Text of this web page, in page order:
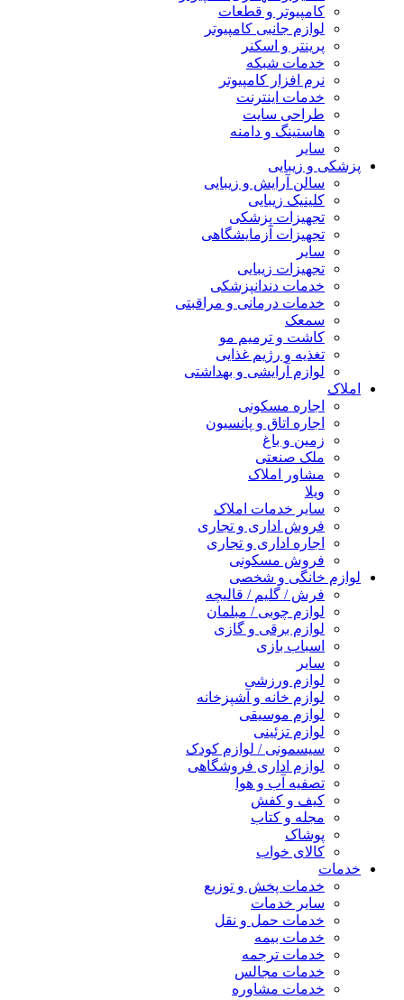
کامپیوتر و قطعات
لوازم جانبی کامپیوتر
پرینتر و اسکنر
خدمات شبکه
نرم افزار کامپیوتر
خدمات اینترنت
طراحی سایت
هاستینگ و دامنه
سایر
پزشکی و زیبایی
سالن آرایش و زیبایی
کلینیک زیبایی
تجهیزات پزشکی
تجهیزات آزمایشگاهی
سایر
تجهیزات زیبایی
خدمات دندانپزشکی
خدمات درمانی و مراقبتی
سمعک
کاشت و ترمیم مو
تغذیه و رژیم غذایی
لوازم آرایشی و بهداشتی
املاک
اجاره مسکونی
اجاره اتاق و پانسیون
زمین و باغ
ملک صنعتی
مشاور املاک
ویلا
سایر خدمات املاک
فروش اداری و تجاری
اجاره اداری و تجاری
فروش مسکونی
لوازم خانگی و شخصی
فرش / گلیم / قالیچه
لوازم چوبی / مبلمان
لوازم برقی و گازی
اسباب بازی
سایر
لوازم ورزشی
لوازم خانه و آشپزخانه
لوازم موسیقی
لوازم تزئینی
سیسمونی / لوازم کودک
لوازم اداری فروشگاهی
تصفیه آب و هوا
کیف و کفش
مجله و کتاب
پوشاک
کالای خواب
خدمات
خدمات پخش و توزیع
سایر خدمات
خدمات حمل و نقل
خدمات بیمه
خدمات ترجمه
خدمات مجالس
خدمات مشاوره